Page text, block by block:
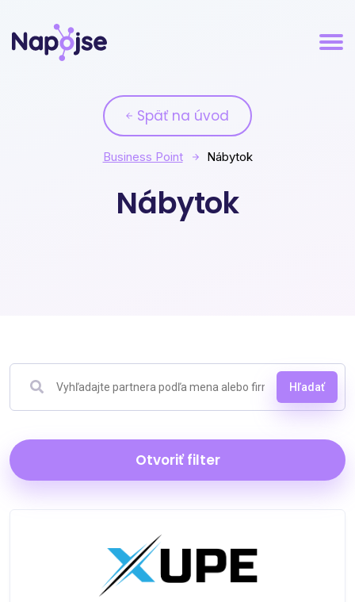
Späť na úvod
Business Point Nábytok
Nábytok
Hľadať
Otvoriť filter